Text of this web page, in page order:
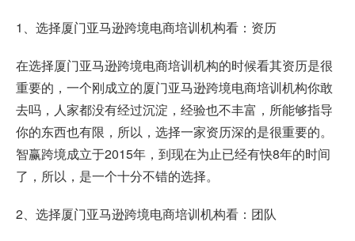
1、选择厦门亚马逊跨境电商培训机构看：资历
在选择厦门亚马逊跨境电商培训机构的时候看其资历是很
重要的，一个刚成立的厦门亚马逊跨境电商培训机构你敢
去吗，人家都没有经过沉淀，经验也不丰富，所能够指导
你的东西也有限，所以，选择一家资历深的是很重要的。
智赢跨境成立于2015年，到现在为止已经有快8年的时间
了，所以，是一个十分不错的选择。
2、选择厦门亚马逊跨境电商培训机构看：团队